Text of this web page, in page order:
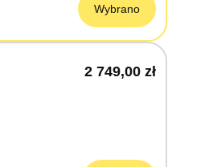
Wybrano
2 749,00 zł